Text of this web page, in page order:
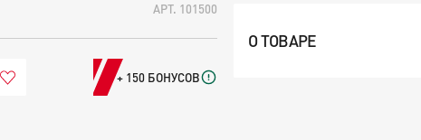
АРТ. 101500
+ 150 БОНУСОВ
О ТОВАРЕ